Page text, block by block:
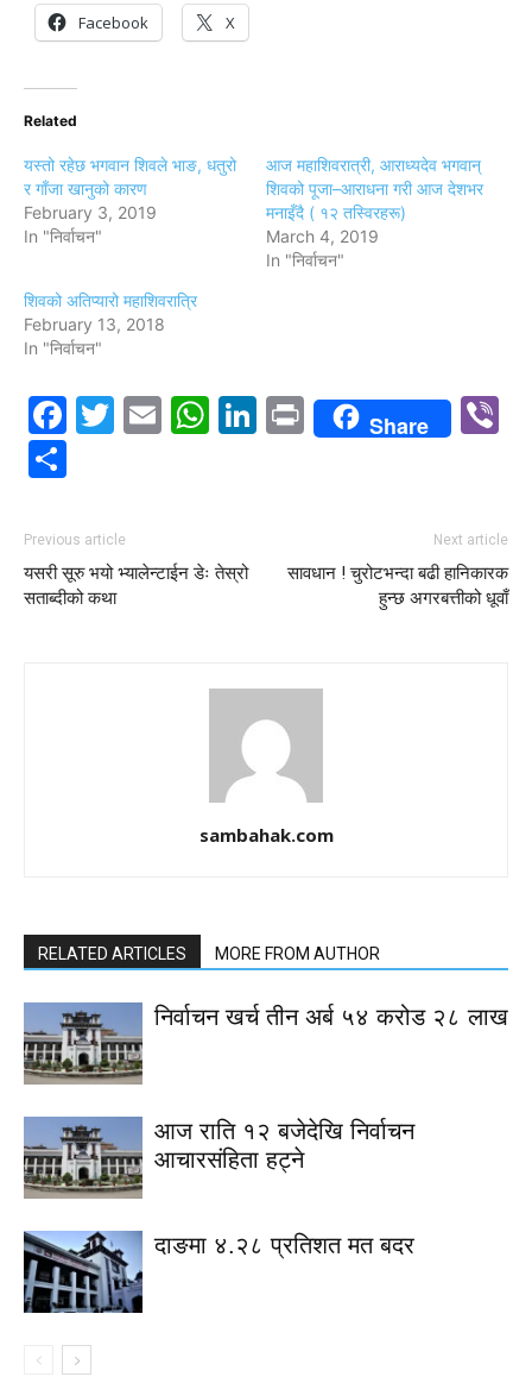
Facebook X
Related
यस्तो रहेछ भगवान शिवले भाङ, धतुरो
र गाँजा खानुको कारण
February 3, 2019
In "निर्वाचन"
आज महाशिवरात्री, आराध्यदेव भगवान्
शिवको पूजा–आराधना गरी आज देशभर
मनाइँदै ( १२ तस्विरहरू)
March 4, 2019
In "निर्वाचन"
शिवको अतिप्यारो महाशिवरात्रि
February 13, 2018
In "निर्वाचन"
Facebook
Twitter
EmailWhatsApp
LinkedIn
PrintShare
Previous article
यसरी सूरु भयो भ्यालेन्टाईन डेः तेस्रो
सताब्दीको कथा
Next article
सावधान ! चुरोटभन्दा बढी हानिकारक
हुन्छ अगरबत्तीको धूवाँ
sambahak.com
RELATED ARTICLES MORE FROM AUTHOR
निर्वाचन खर्च तीन अर्ब ५४ करोड २८ लाख
आज राति १२ बजेदेखि निर्वाचन
आचारसंहिता हट्ने
दाङमा ४.२८ प्रतिशत मत बदर